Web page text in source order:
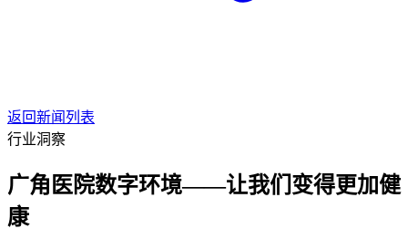
返回新闻列表
行业洞察
广角医院数字环境——让我们变得更加健
康